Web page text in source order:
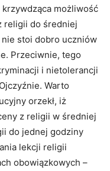
możliwość
religii do średniej
stoi dobro uczniów
Przeciwnie, tego
i nietolerancji
Warto
orzekł, iż
z religii w średniej
do jednej godziny
lekcji religii
obowiązkowych –